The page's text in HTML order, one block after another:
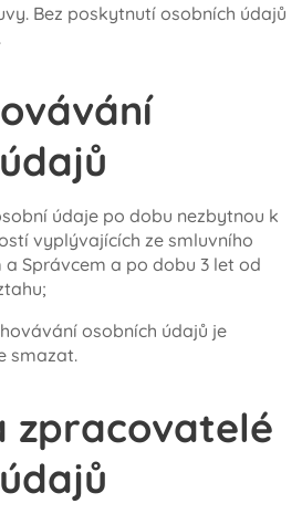
Bez poskytnutí osobních údajů
údaje po dobu nezbytnou k
vyplývajících ze smluvního
Správcem a po dobu 3 let od
osobních údajů je
smazat.
zpracovatelé